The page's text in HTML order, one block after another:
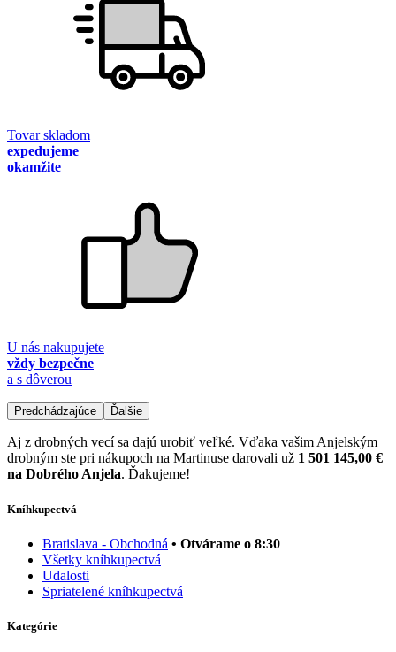
Tovar skladom
expedujeme
okamžite
U nás nakupujete
vždy bezpečne
a s dôverou
Predchádzajúce Ďalšie
Aj z drobných vecí sa dajú urobiť veľké. Vďaka vašim Anjelským
drobným ste pri nákupoch na Martinuse darovali už 1 501 145,00 €
na Dobrého Anjela. Ďakujeme!
Kníhkupectvá
Bratislava - Obchodná • Otvárame o 8:30
Všetky kníhkupectvá
Udalosti
Spriatelené kníhkupectvá
Kategórie